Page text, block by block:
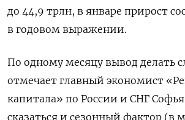
до 44,9 трлн, в январе прирост
в годовом выражении.
По одному месяцу вывод делать
отмечает главный экономист
капитала» по России и СНГ
сказаться и сезонный фактор (в